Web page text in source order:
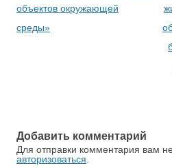
объектов окружающей
среды»
Добавить комментарий
Для отправки комментария вам
авторизоваться